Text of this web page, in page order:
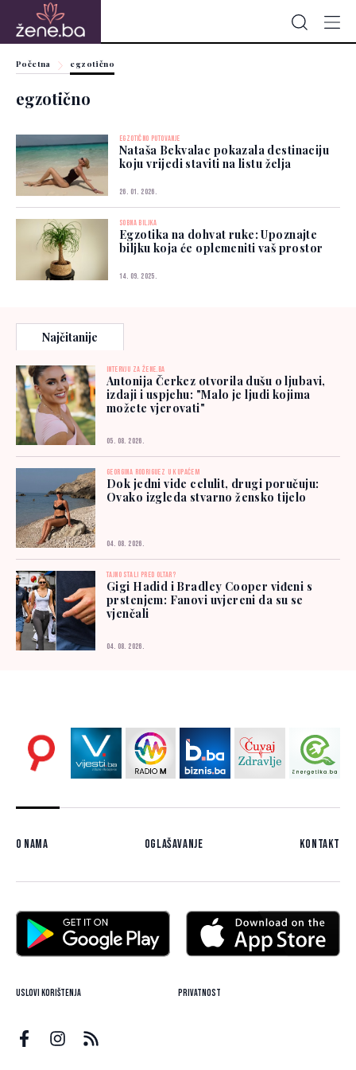
Početna egzotično
egzotično
EGZOTIČNO PUTOVANJE
Nataša Bekvalac pokazala destinaciju
koju vrijedi staviti na listu želja
26. 01. 2026.
SOBNA BILJKA
Egzotika na dohvat ruke: Upoznajte
biljku koja će oplemeniti vaš prostor
14. 09. 2025.
Najčitanije
INTERVJU ZA ŽENE.BA
Antonija Čerkez otvorila dušu o ljubavi,
izdaji i uspjehu: "Malo je ljudi kojima
možete vjerovati"
05. 08. 2026.
GEORGINA RODRIGUEZ U KUPAĆEM
Dok jedni vide celulit, drugi poručuju:
Ovako izgleda stvarno žensko tijelo
04. 08. 2026.
TAJNO STALI PRED OLTAR?
Gigi Hadid i Bradley Cooper viđeni s
prstenjem: Fanovi uvjereni da su se
vjenčali
04. 08. 2026.
O nama Oglašavanje Kontakt
Uslovi korištenja Privatnost